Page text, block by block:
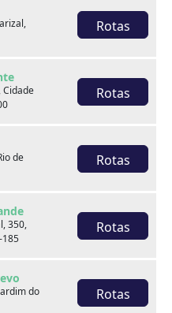
Rotas
Cidade
Rotas
de
Rotas
350,
185
Rotas
do
Rotas